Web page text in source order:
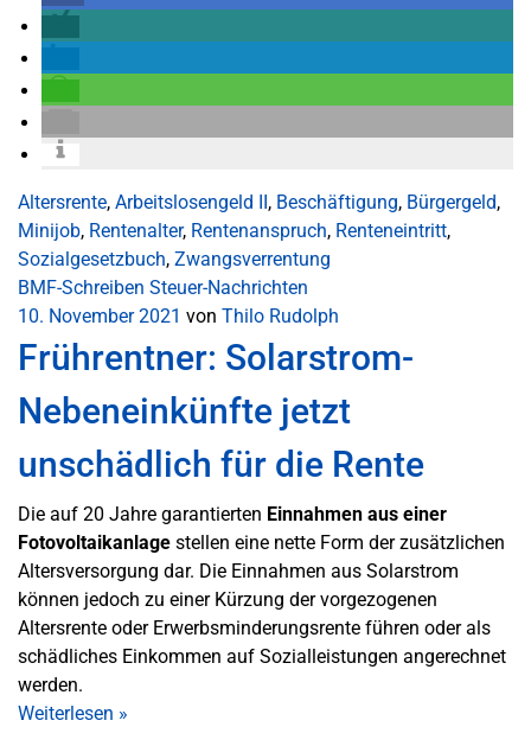
Altersrente, Arbeitslosengeld II, Beschäftigung, Bürgergeld,
Minijob, Rentenalter, Rentenanspruch, Renteneintritt,
Sozialgesetzbuch, Zwangsverrentung
BMF-Schreiben Steuer-Nachrichten
10. November 2021 von Thilo Rudolph
Frührentner: Solarstrom-
Nebeneinkünfte jetzt
unschädlich für die Rente
Die auf 20 Jahre garantierten Einnahmen aus einer
Fotovoltaikanlage stellen eine nette Form der zusätzlichen
Altersversorgung dar. Die Einnahmen aus Solarstrom
können jedoch zu einer Kürzung der vorgezogenen
Altersrente oder Erwerbsminderungsrente führen oder als
schädliches Einkommen auf Sozialleistungen angerechnet
werden.
Weiterlesen »